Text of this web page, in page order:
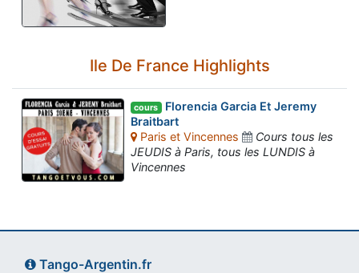
Ile De France Highlights
cours Florencia Garcia Et Jeremy
Braitbart
Paris et Vincennes
Cours tous les
JEUDIS à Paris, tous les LUNDIS à
Vincennes
Tango-Argentin.fr